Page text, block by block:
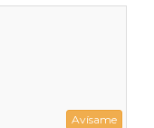
Avísame